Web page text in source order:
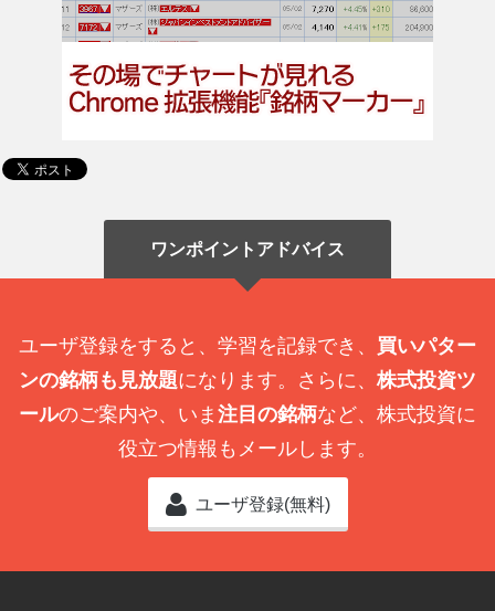
ワンポイントアドバイス
ユーザ登録をすると、学習を記録でき、 買いパター
ンの銘柄も見放題になります。さらに、 株式投資ツ
ールのご案内や、いま 注目の銘柄など、株式投資に
役立つ情報もメールします。
ユーザ登録(無料)